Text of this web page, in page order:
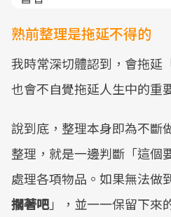
熟前整理是拖延不得的
我時常深切體認到，會拖延
也會不自覺拖延人生中的重
說到底，整理本身即為不斷
整理，就是一邊判斷「這個
處理各項物品。如果無法做
擱著吧」，並一一保留下來